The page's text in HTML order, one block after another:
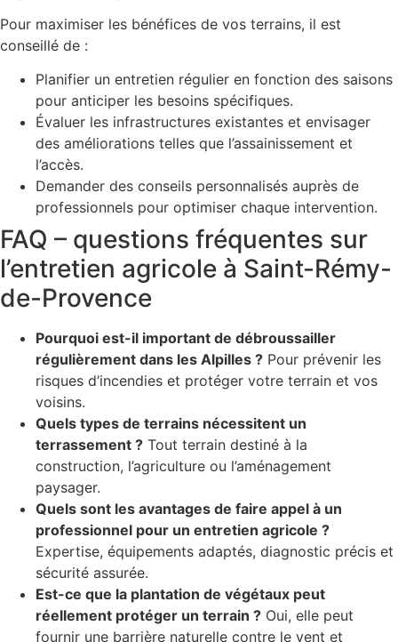
Pour maximiser les bénéfices de vos terrains, il est
conseillé de :
Planifier un entretien régulier en fonction des saisons
pour anticiper les besoins spécifiques.
Évaluer les infrastructures existantes et envisager
des améliorations telles que l’assainissement et
l’accès.
Demander des conseils personnalisés auprès de
professionnels pour optimiser chaque intervention.
FAQ – questions fréquentes sur
l’entretien agricole à Saint-Rémy-
de-Provence
Pourquoi est-il important de débroussailler
régulièrement dans les Alpilles ? Pour prévenir les
risques d’incendies et protéger votre terrain et vos
voisins.
Quels types de terrains nécessitent un
terrassement ? Tout terrain destiné à la
construction, l’agriculture ou l’aménagement
paysager.
Quels sont les avantages de faire appel à un
professionnel pour un entretien agricole ?
Expertise, équipements adaptés, diagnostic précis et
sécurité assurée.
Est-ce que la plantation de végétaux peut
réellement protéger un terrain ? Oui, elle peut
fournir une barrière naturelle contre le vent et